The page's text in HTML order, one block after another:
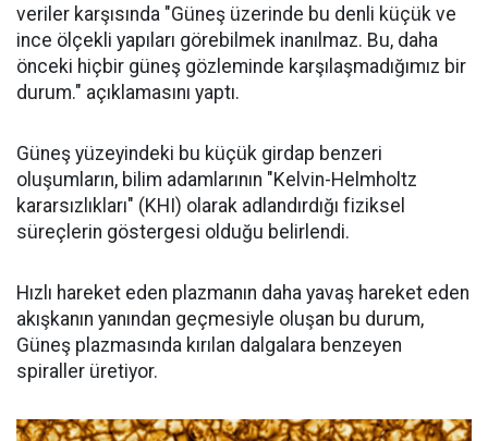
veriler karşısında "Güneş üzerinde bu denli küçük ve
ince ölçekli yapıları görebilmek inanılmaz. Bu, daha
önceki hiçbir güneş gözleminde karşılaşmadığımız bir
durum." açıklamasını yaptı.
Güneş yüzeyindeki bu küçük girdap benzeri
oluşumların, bilim adamlarının "Kelvin-Helmholtz
kararsızlıkları" (KHI) olarak adlandırdığı fiziksel
süreçlerin göstergesi olduğu belirlendi.
Hızlı hareket eden plazmanın daha yavaş hareket eden
akışkanın yanından geçmesiyle oluşan bu durum,
Güneş plazmasında kırılan dalgalara benzeyen
spiraller üretiyor.